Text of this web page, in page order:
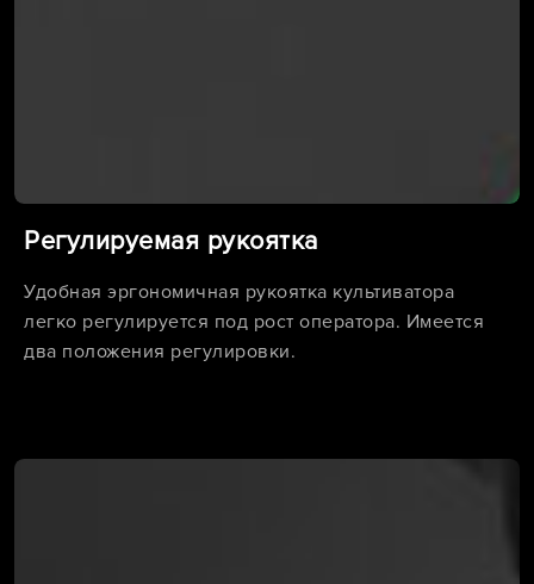
Регулируемая рукоятка
Удобная эргономичная рукоятка культиватора
легко регулируется под рост оператора. Имеется
два положения регулировки.